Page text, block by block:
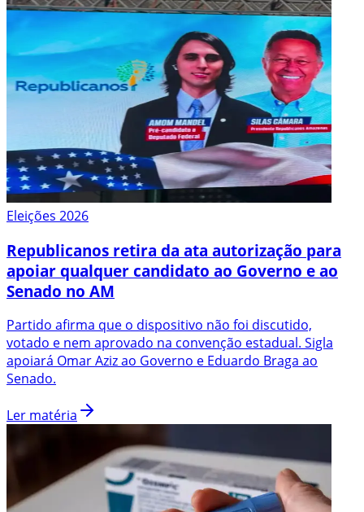
Eleições 2026
Republicanos retira da ata autorização para
apoiar qualquer candidato ao Governo e ao
Senado no AM
Partido afirma que o dispositivo não foi discutido,
votado e nem aprovado na convenção estadual. Sigla
apoiará Omar Aziz ao Governo e Eduardo Braga ao
Senado.
Ler matéria